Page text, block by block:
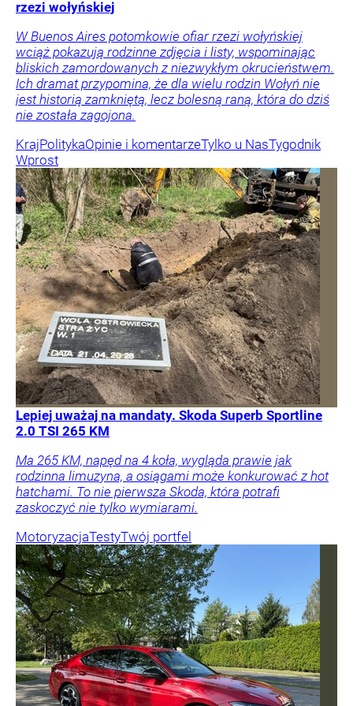
rzezi wołyńskiej
W Buenos Aires potomkowie ofiar rzezi wołyńskiej
wciąż pokazują rodzinne zdjęcia i listy, wspominając
bliskich zamordowanych z niezwykłym okrucieństwem.
Ich dramat przypomina, że dla wielu rodzin Wołyń nie
jest historią zamkniętą, lecz bolesną raną, która do dziś
nie została zagojona.
KrajPolitykaOpinie i komentarzeTylko u NasTygodnik
Wprost
Lepiej uważaj na mandaty. Skoda Superb Sportline
2.0 TSI 265 KM
Ma 265 KM, napęd na 4 koła, wygląda prawie jak
rodzinna limuzyna, a osiągami może konkurować z hot
hatchami. To nie pierwsza Skoda, która potrafi
zaskoczyć nie tylko wymiarami.
MotoryzacjaTestyTwój portfel